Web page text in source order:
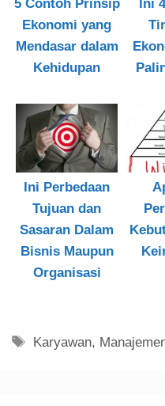
5 Contoh Prinsip
Ekonomi yang
Mendasar dalam
Kehidupan
Ini
Ini Perbedaan
Tujuan dan
Sasaran Dalam
Bisnis Maupun
Organisasi
Tag
Karyawan,